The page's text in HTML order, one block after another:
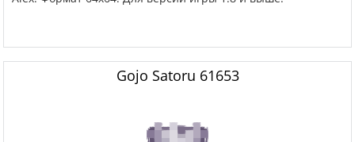
Gojo Satoru 61653